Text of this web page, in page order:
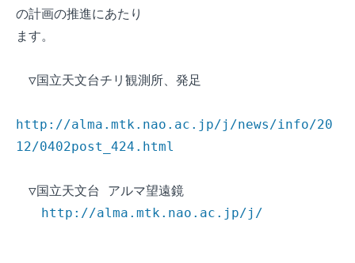
の計画の推進にあたり
ます。
▽国立天文台チリ観測所、発足
http://alma.mtk.nao.ac.jp/j/news/info/20
12/0402post_424.html
▽国立天文台 アルマ望遠鏡
http://alma.mtk.nao.ac.jp/j/